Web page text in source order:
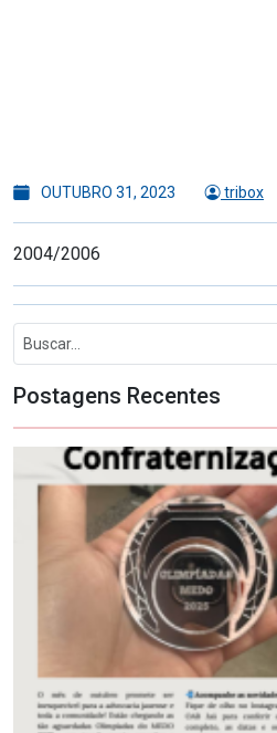
OUTUBRO 31, 2023 tribox
2004/2006
Postagens Recentes